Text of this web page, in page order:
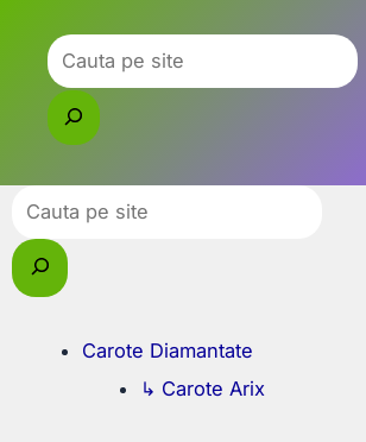
content
Caută
Caută
Carote Diamantate
↳ Carote Arix